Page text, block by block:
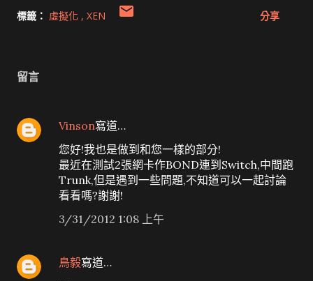
標籤： 虛擬化 XEN 分享
留言
Vinson寫道…
您好!我也是做到和您一樣的部分!
最近在測試2張網卡作BOND連到Switch,中間跑
Trunk,但是遇到一些問題,不知道可以一起討論
看看嗎?謝謝!
3/31/2012 1:08 上午
鳥毅寫道…